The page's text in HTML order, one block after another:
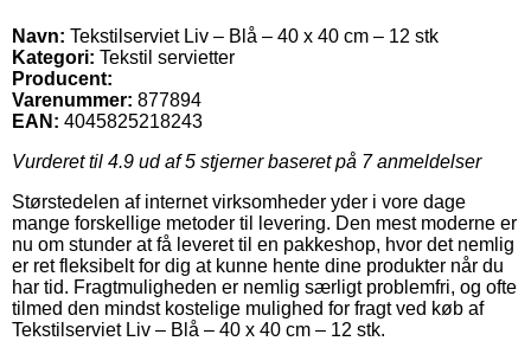
Navn: Tekstilserviet Liv – Blå – 40 x 40 cm – 12 stk
Kategori: Tekstil servietter
Producent:
Varenummer: 877894
EAN: 4045825218243
Vurderet til 4.9 ud af 5 stjerner baseret på 7anmeldelser
Størstedelen af internet virksomheder yder i vore dage
mange forskellige metoder til levering. Den mest moderne er
nu om stunder at få leveret til en pakkeshop, hvor det nemlig
er ret fleksibelt for dig at kunne hente dine produkter når du
har tid. Fragtmuligheden er nemlig særligt problemfri, og ofte
tilmed den mindst kostelige mulighed for fragt ved køb af
Tekstilserviet Liv – Blå – 40 x 40 cm – 12 stk.